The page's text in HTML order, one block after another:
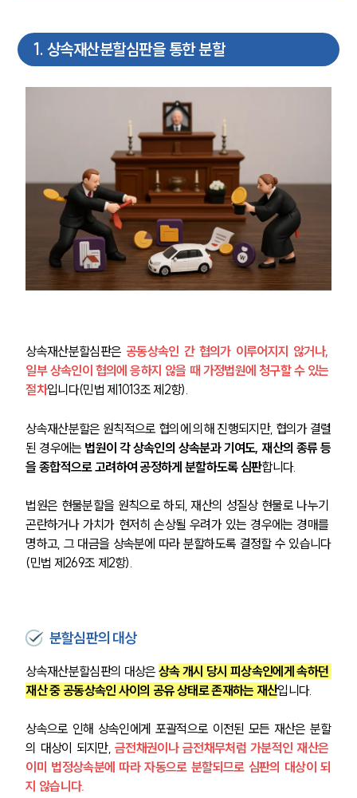
1. 상속재산분할심판을 통한 분할
상속재산분할심판은 공동상속인 간 협의가 이루어지지 않거나,
일부 상속인이 협의에 응하지 않을 때 가정법원에 청구할 수 있는
절차입니다(민법 제1013조 제2항).
상속재산분할은 원칙적으로 협의에 의해 진행되지만, 협의가 결렬
된 경우에는 법원이 각 상속인의 상속분과 기여도, 재산의 종류 등
을 종합적으로 고려하여 공정하게 분할하도록 심판합니다.
법원은 현물분할을 원칙으로 하되, 재산의 성질상 현물로 나누기
곤란하거나 가치가 현저히 손상될 우려가 있는 경우에는 경매를
명하고, 그 대금을 상속분에 따라 분할하도록 결정할 수 있습니다
(민법 제269조 제2항).
분할심판의 대상
상속재산분할심판의 대상은 상속 개시 당시 피상속인에게 속하던
재산 중 공동상속인 사이의 공유 상태로 존재하는 재산입니다.
상속으로 인해 상속인에게 포괄적으로 이전된 모든 재산은 분할
의 대상이 되지만, 금전채권이나 금전채무처럼 가분적인 재산은
이미 법정상속분에 따라 자동으로 분할되므로 심판의 대상이 되
지 않습니다.